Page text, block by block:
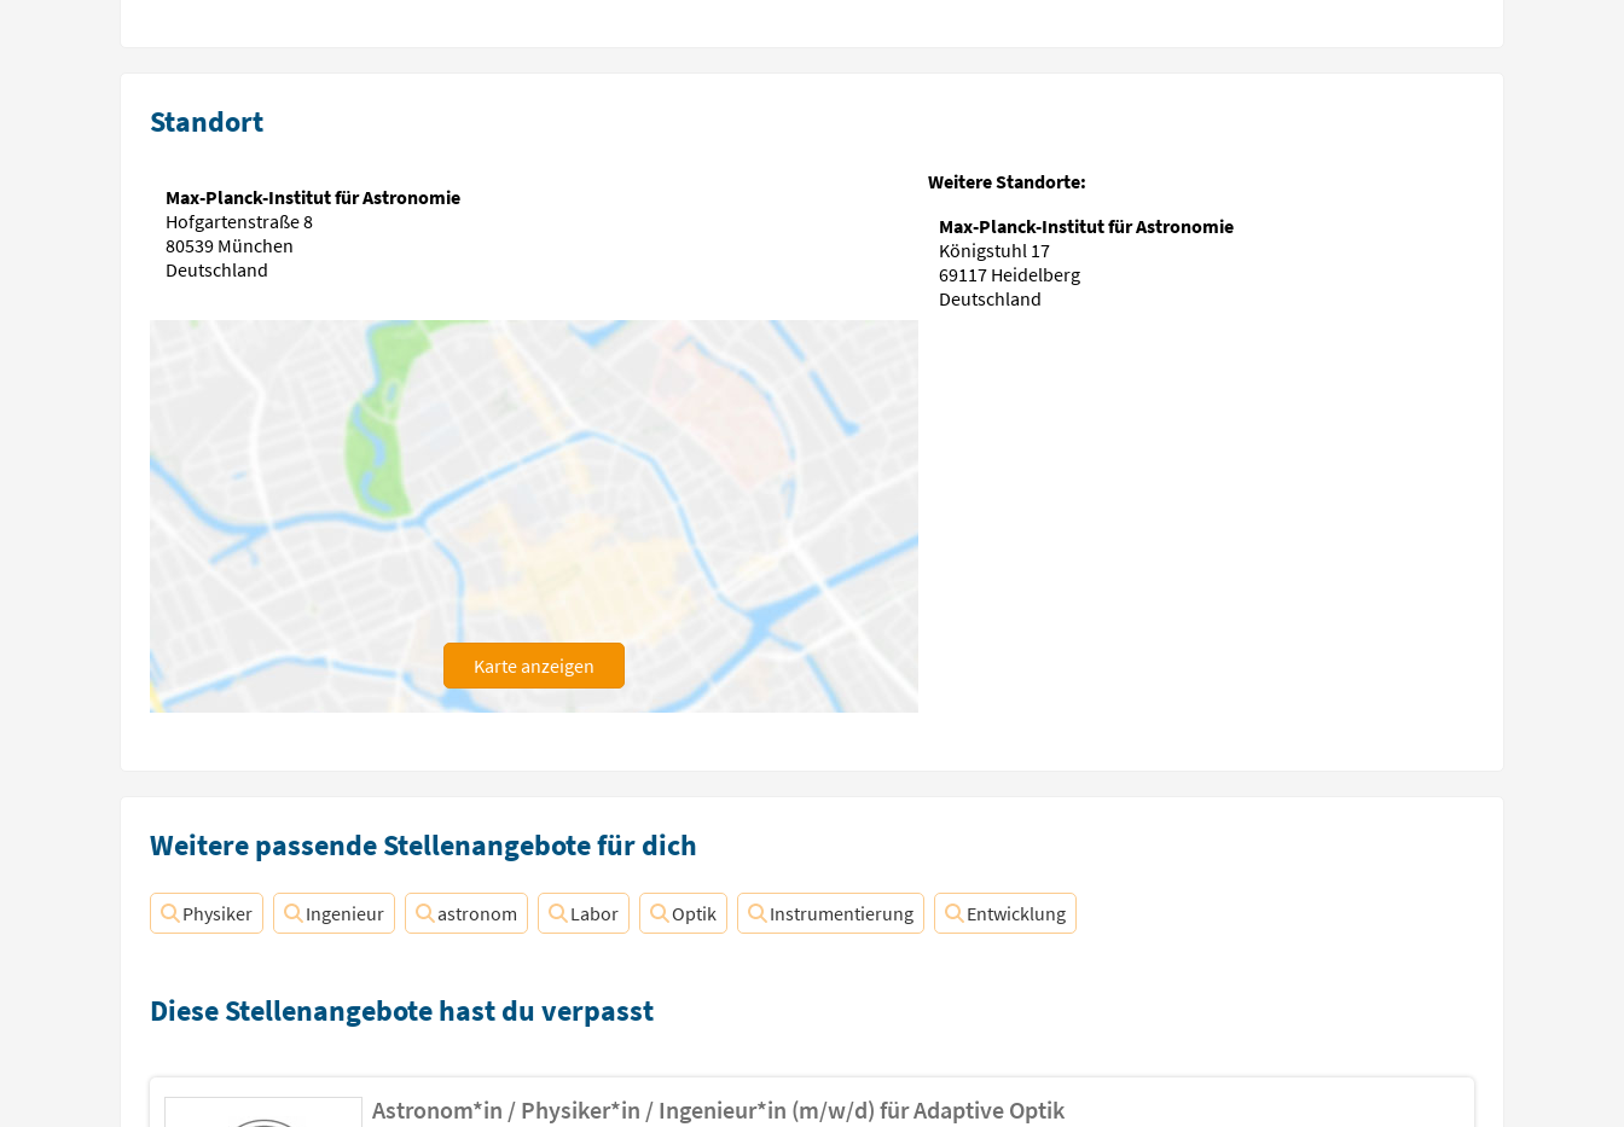
Standort
Max-Planck-Institut für Astronomie
Hofgartenstraße 8
80539 München
Deutschland
Karte anzeigen
Weitere Standorte:
Max-Planck-Institut für Astronomie
Königstuhl 17
69117 Heidelberg
Deutschland
Weitere passende Stellenangebote für dich
Physiker Ingenieur astronom Labor Optik Instrumentierung Entwicklung
Diese Stellenangebote hast du verpasst
Astronom*in / Physiker*in / Ingenieur*in (m/w/d) für Adaptive Optik